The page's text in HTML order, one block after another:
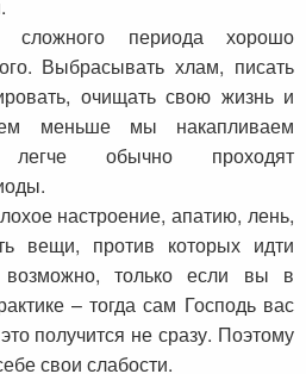
периода хорошо
Выбрасывать хлам, писать
очищать свою жизнь и
меньше мы накапливаем
обычно проходят
настроение, апатию, лень,
вещи, против которых идти
только если вы в
– тогда сам Господь вас
получится не сразу. Поэтому
свои слабости.